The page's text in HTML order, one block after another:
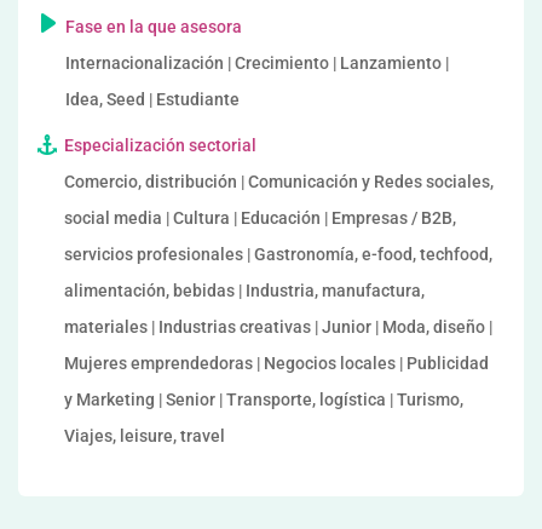
Fase en la que asesora
Internacionalización | Crecimiento | Lanzamiento |
Idea, Seed | Estudiante
Especialización sectorial
Comercio, distribución | Comunicación y Redes sociales,
social media | Cultura | Educación | Empresas / B2B,
servicios profesionales | Gastronomía, e-food, techfood,
alimentación, bebidas | Industria, manufactura,
materiales | Industrias creativas | Junior | Moda, diseño |
Mujeres emprendedoras | Negocios locales | Publicidad
y Marketing | Senior | Transporte, logística | Turismo,
Viajes, leisure, travel